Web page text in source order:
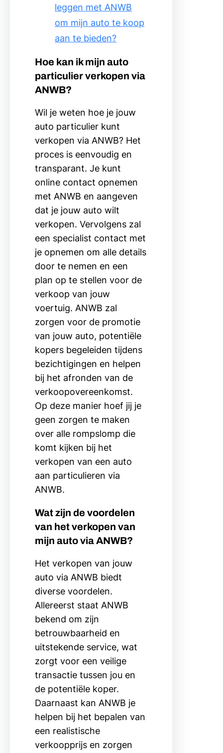
leggen met ANWB
om mijn auto te koop
aan te bieden?
Hoe kan ik mijn auto
particulier verkopen via
ANWB?
Wil je weten hoe je jouw
auto particulier kunt
verkopen via ANWB? Het
proces is eenvoudig en
transparant. Je kunt
online contact opnemen
met ANWB en aangeven
dat je jouw auto wilt
verkopen. Vervolgens zal
een specialist contact met
je opnemen om alle details
door te nemen en een
plan op te stellen voor de
verkoop van jouw
voertuig. ANWB zal
zorgen voor de promotie
van jouw auto, potentiële
kopers begeleiden tijdens
bezichtigingen en helpen
bij het afronden van de
verkoopovereenkomst.
Op deze manier hoef jij je
geen zorgen te maken
over alle rompslomp die
komt kijken bij het
verkopen van een auto
aan particulieren via
ANWB.
Wat zijn de voordelen
van het verkopen van
mijn auto via ANWB?
Het verkopen van jouw
auto via ANWB biedt
diverse voordelen.
Allereerst staat ANWB
bekend om zijn
betrouwbaarheid en
uitstekende service, wat
zorgt voor een veilige
transactie tussen jou en
de potentiële koper.
Daarnaast kan ANWB je
helpen bij het bepalen van
een realistische
verkoopprijs en zorgen